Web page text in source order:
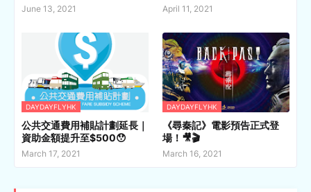
June 13, 2021 April 11, 2021
DAYDAYFLYHK
公共交通費用補貼計劃延長｜
資助金額提升至$500😯
March 17, 2021
DAYDAYFLYHK
《尋秦記》電影預告正式登
場！🎥🎬
March 16, 2021